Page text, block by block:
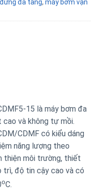
đa tầng, máy bơm vận
15 là máy bơm đa
cao và không tự mồi.
CDMF có kiểu dáng
năng lượng theo
thiện môi trường, thiết
trì, độ tin cậy cao và có
oC.